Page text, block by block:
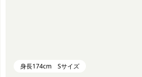
身長174cm Sサイズ